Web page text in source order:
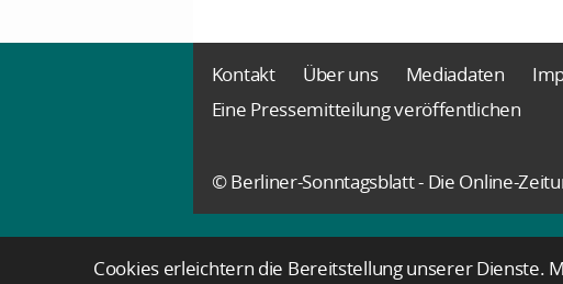
Kontakt Über uns Mediadaten
Eine Pressemitteilung veröffentlichen
© Berliner-Sonntagsblatt - Die Online-
Cookies erleichtern die Bereitstellung unserer Dienste.